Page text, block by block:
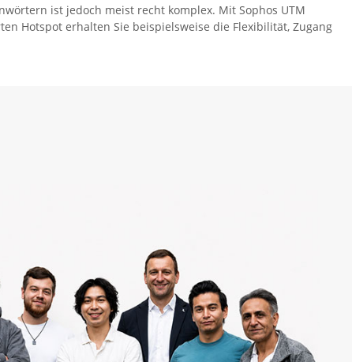
ist jedoch meist recht komplex. Mit Sophos UTM
Hotspot erhalten Sie beispielsweise die Flexibilität, Zugang